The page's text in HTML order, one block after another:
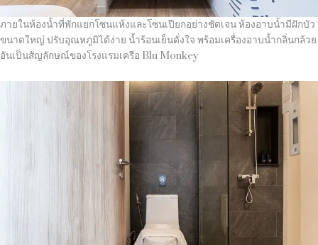
ภายในห้องน้ำที่พักแยกโซนแห้งและโซนเปียกอย่างชัดเจน ห้องอาบน้ำมีฝักบัว
ขนาดใหญ่ ปรับอุณหภูมิได้ง่าย น้ำร้อนเย็นดั่งใจ พร้อมเครื่องอาบน้ำกลิ่นกล้วย
อันเป็นสัญลักษณ์ของโรงแรมเครีอ Blu Monkey